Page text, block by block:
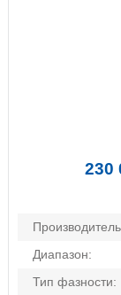
Диапазон:
Тип фазности:
230